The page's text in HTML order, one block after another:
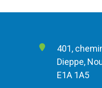
401,
Dieppe,
E1A 1A5